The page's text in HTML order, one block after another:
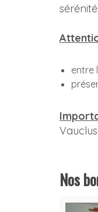
sérénité.
entre
Nos